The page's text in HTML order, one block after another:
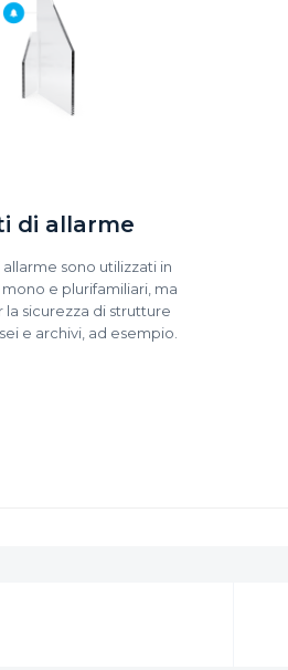
di allarme
allarme sono utilizzati in
e plurifamiliari, ma
la sicurezza di strutture
e archivi, ad esempio.